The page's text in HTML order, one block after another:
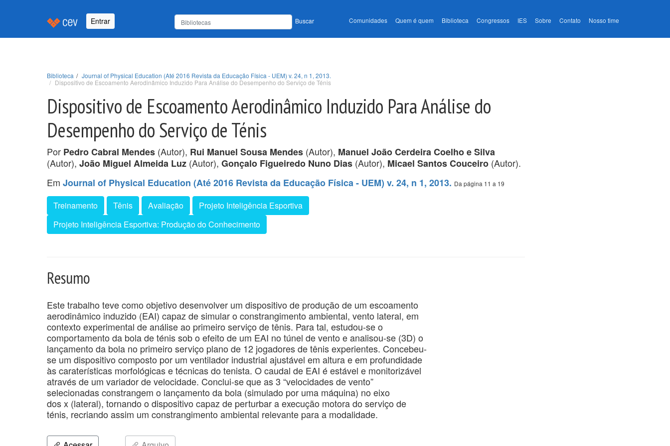
Entrar Buscar Comunidades Quem é quem Biblioteca Congressos IES Sobre Contato Nosso time
Biblioteca
Journal of Physical Education (Até 2016 Revista da Educação Física - UEM) v. 24, n 1, 2013.
Dispositivo de Escoamento Aerodinâmico Induzido Para Análise do Desempenho do Serviço de Ténis
Dispositivo de Escoamento Aerodinâmico Induzido Para Análise do
Desempenho do Serviço de Ténis
Por Pedro Cabral Mendes (Autor), Rui Manuel Sousa Mendes (Autor), Manuel João Cerdeira Coelho e Silva
(Autor), João Miguel Almeida Luz (Autor), Gonçalo Figueiredo Nuno Dias (Autor), Micael Santos Couceiro (Autor).
Em Journal of Physical Education (Até 2016 Revista da Educação Física - UEM) v. 24, n 1, 2013. Da página 11 a 19
Treinamento Tênis Avaliação
Projeto Inteligência Esportiva
Projeto Inteligência Esportiva: Produção do Conhecimento
Resumo
Este trabalho teve como objetivo desenvolver um dispositivo de produção de um escoamento
aerodinâmico induzido (EAI) capaz de simular o constrangimento ambiental, vento lateral, em
contexto experimental de análise ao primeiro serviço de tênis. Para tal, estudou-se o
comportamento da bola de ténis sob o efeito de um EAI no túnel de vento e analisou-se (3D) o
lançamento da bola no primeiro serviço plano de 12 jogadores de tênis experientes. Concebeu-
se um dispositivo composto por um ventilador industrial ajustável em altura e em profundidade
às caraterísticas morfológicas e técnicas do tenista. O caudal de EAI é estável e monitorizável
através de um variador de velocidade. Conclui-se que as 3 “velocidades de vento”
selecionadas constrangem o lançamento da bola (simulado por uma máquina) no eixo
dos x (lateral), tornando o dispositivo capaz de perturbar a execução motora do serviço de
ténis, recriando assim um constrangimento ambiental relevante para a modalidade.